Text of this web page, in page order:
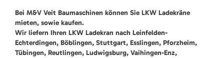
Bei M&V Veit Baumaschinen können Sie LKW Ladekräne
mieten, sowie kaufen.
Wir liefern Ihren LKW Ladekran nach Leinfelden-
Echterdingen, Böblingen, Stuttgart, Esslingen, Pforzheim,
Tübingen, Reutlingen, Ludwigsburg, Vaihingen-Enz,